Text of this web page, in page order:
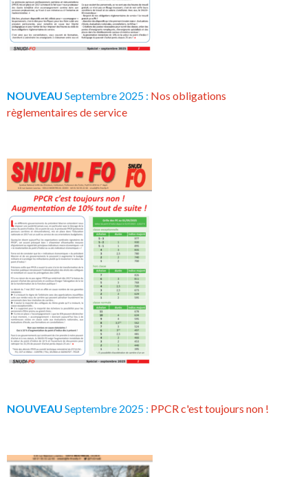
NOUVEAU Septembre 2025 : Nos obligations
règlementaires de service
NOUVEAU Septembre 2025 : PPCR c'est toujours non !